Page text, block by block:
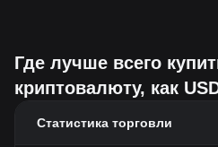
Где лучше всего
криптовалюту, как
Статистика торговли